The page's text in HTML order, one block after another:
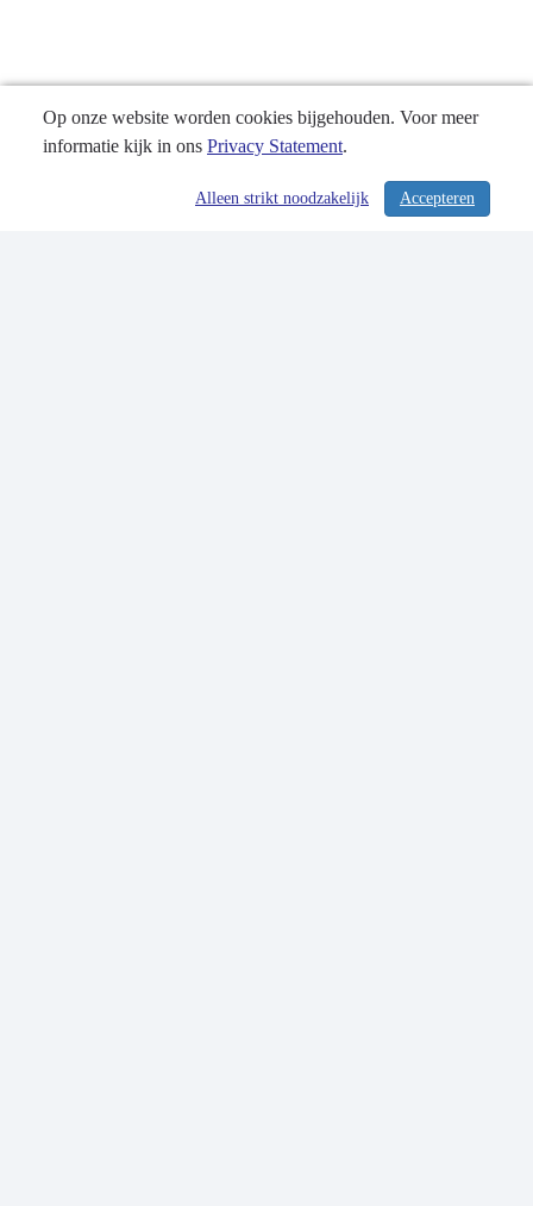
/ 261
Op onze website worden cookies bijgehouden. Voor meer
informatie kijk in ons Privacy Statement.
Accepteren
Alleen strikt noodzakelijk